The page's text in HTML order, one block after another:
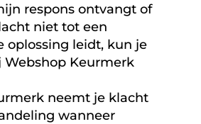
respons ontvangt of
niet tot een
oplossing leidt, kun je
Keurmerk
neemt je klacht
wanneer